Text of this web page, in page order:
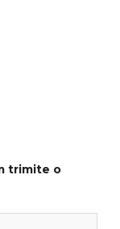
trimite o